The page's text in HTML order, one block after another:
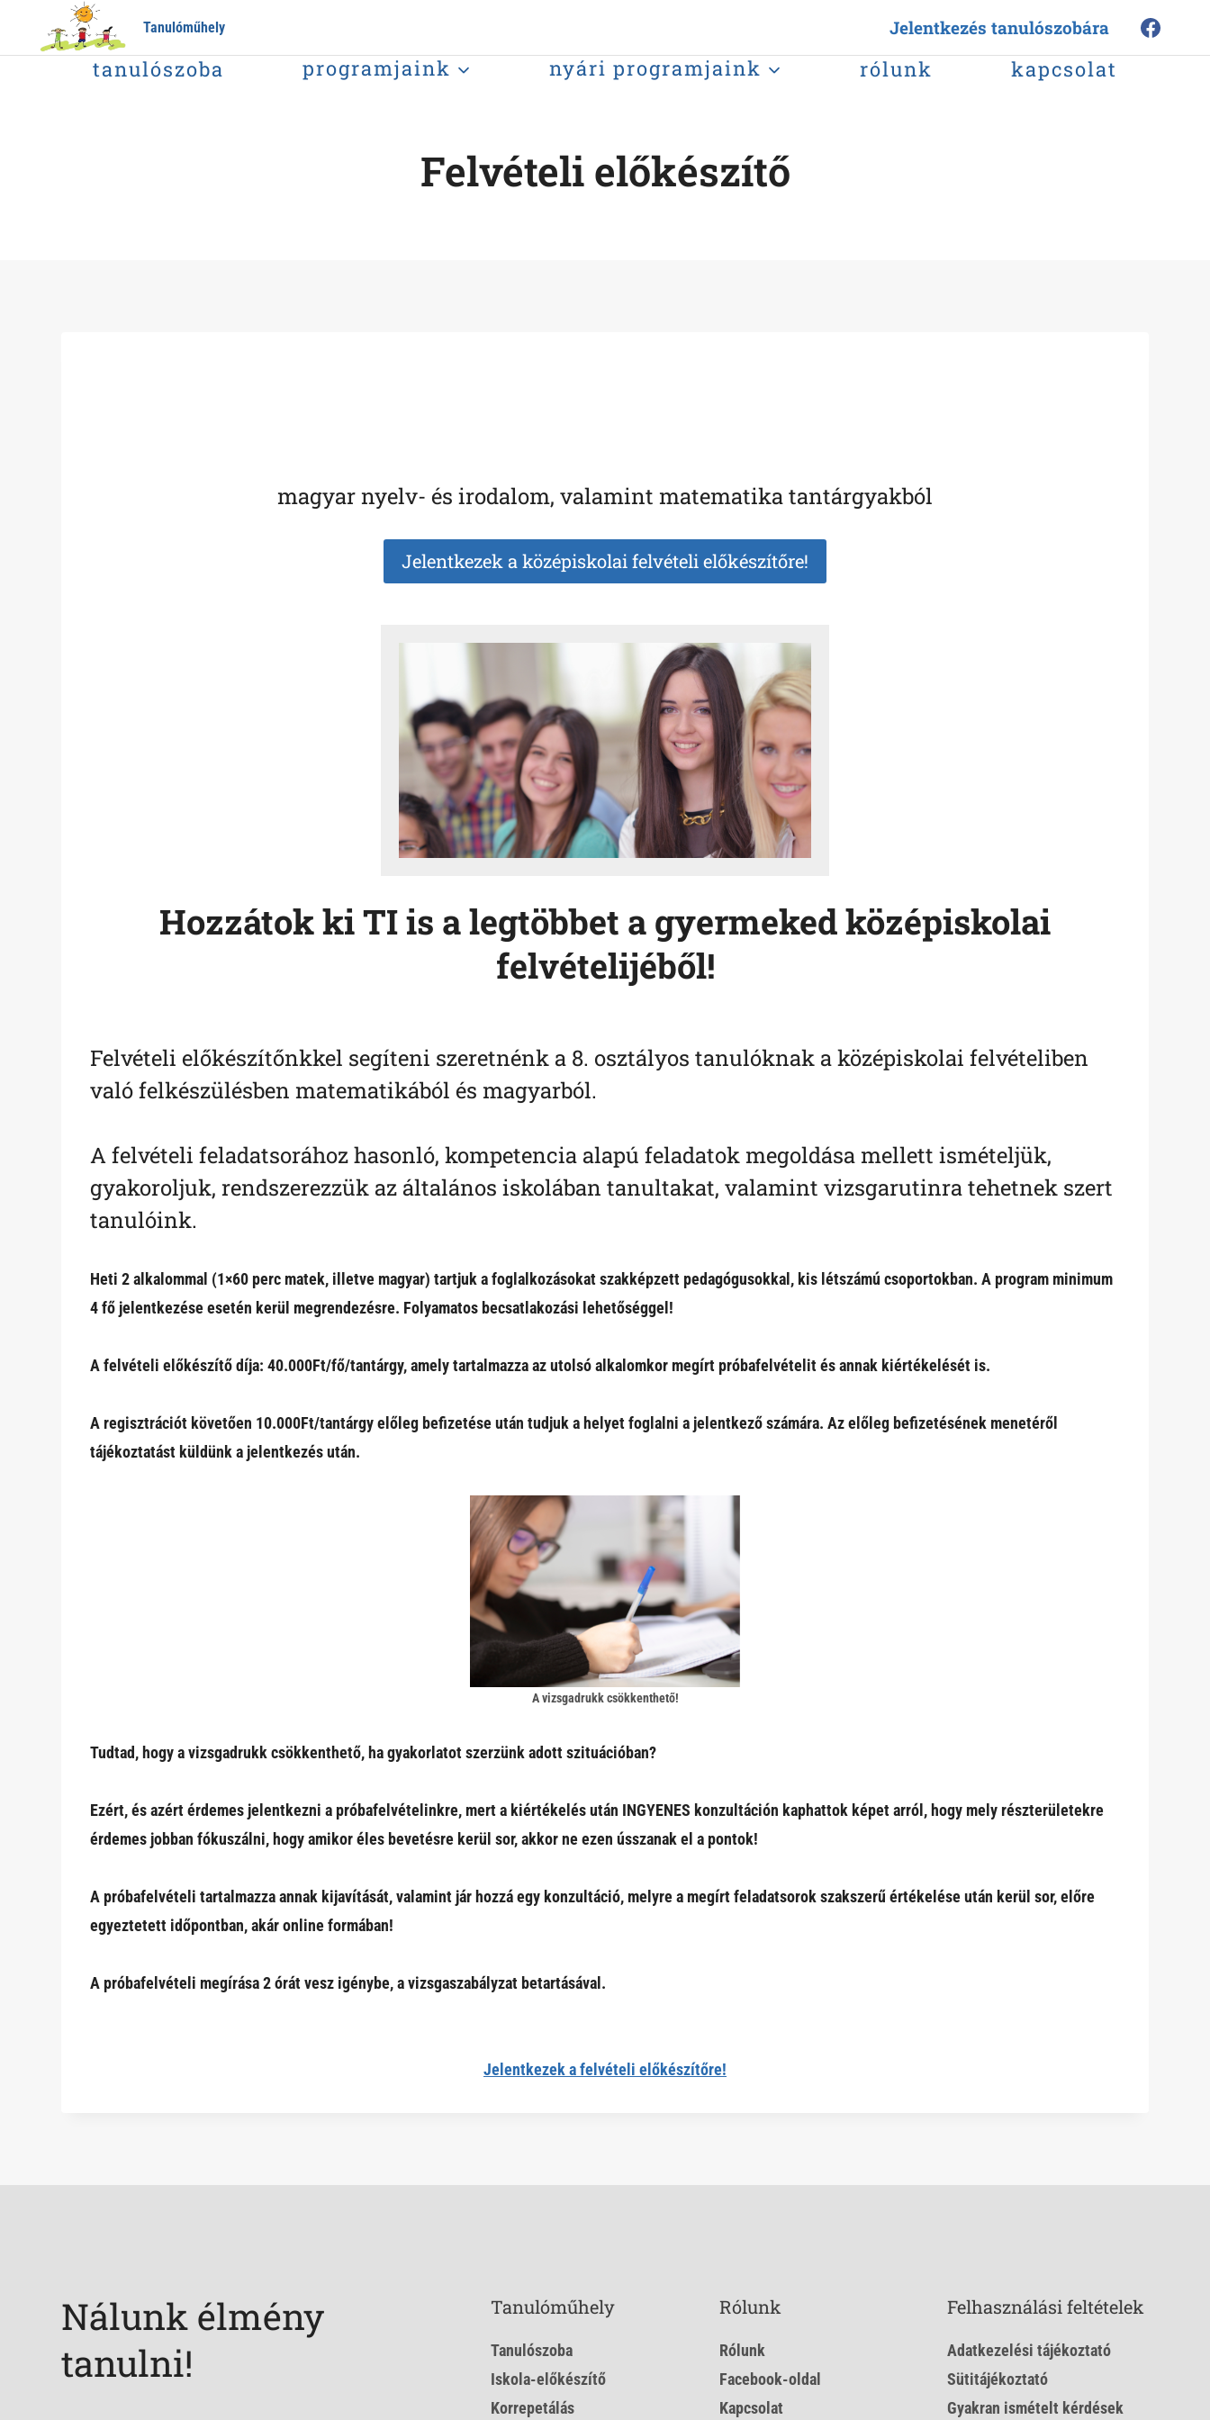
Tanulóműhely Jelentkezés tanulószobára
tanulószoba programjaink nyári programjaink rólunk kapcsolat
Felvételi előkészítő
magyar nyelv- és irodalom, valamint matematika tantárgyakból
Jelentkezek a középiskolai felvételi előkészítőre!
Hozzátok ki TI is a legtöbbet a gyermeked középiskolai
felvételijéből!
Felvételi előkészítőnkkel segíteni szeretnénk a 8. osztályos tanulóknak a középiskolai felvételiben
való felkészülésben matematikából és magyarból.
A felvételi feladatsorához hasonló, kompetencia alapú feladatok megoldása mellett ismételjük,
gyakoroljuk, rendszerezzük az általános iskolában tanultakat, valamint vizsgarutinra tehetnek szert
tanulóink.
Heti 2 alkalommal (1×60 perc matek, illetve magyar) tartjuk a foglalkozásokat szakképzett pedagógusokkal, kis létszámú csoportokban. A program minimum
4 fő jelentkezése esetén kerül megrendezésre. Folyamatos becsatlakozási lehetőséggel!
A felvételi előkészítő díja: 40.000Ft/fő/tantárgy, amely tartalmazza az utolsó alkalomkor megírt próbafelvételit és annak kiértékelését is.
A regisztrációt követően 10.000Ft/tantárgy előleg befizetése után tudjuk a helyet foglalni a jelentkező számára. Az előleg befizetésének menetéről
tájékoztatást küldünk a jelentkezés után.
A vizsgadrukk csökkenthető!
Tudtad, hogy a vizsgadrukk csökkenthető, ha gyakorlatot szerzünk adott szituációban?
Ezért, és azért érdemes jelentkezni a próbafelvételinkre, mert a kiértékelés után INGYENES konzultáción kaphattok képet arról, hogy mely részterületekre
érdemes jobban fókuszálni, hogy amikor éles bevetésre kerül sor, akkor ne ezen ússzanak el a pontok!
A próbafelvételi tartalmazza annak kijavítását, valamint jár hozzá egy konzultáció, melyre a megírt feladatsorok szakszerű értékelése után kerül sor, előre
egyeztetett időpontban, akár online formában!
A próbafelvételi megírása 2 órát vesz igénybe, a vizsgaszabályzat betartásával.
Jelentkezek a felvételi előkészítőre!
Nálunk élmény
tanulni!
Tanulóműhely
Tanulószoba
Iskola-előkészítő
Korrepetálás
Rólunk
Rólunk
Facebook-oldal
Kapcsolat
Felhasználási feltételek
Adatkezelési tájékoztató
Sütitájékoztató
Gyakran ismételt kérdések